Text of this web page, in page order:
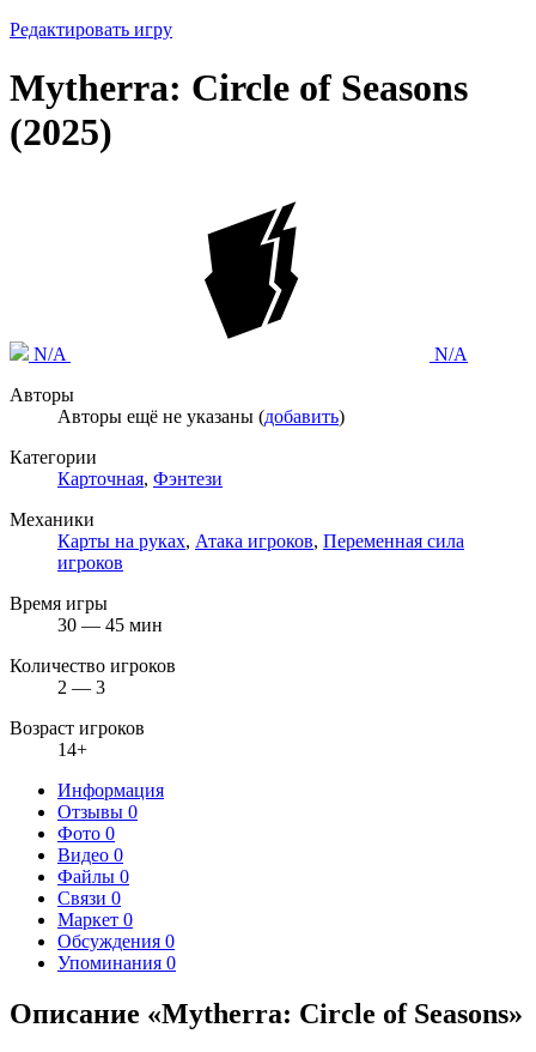
Редактировать игру
Mytherra: Circle of Seasons
(2025)
N/A
N/A
Авторы
Авторы ещё не указаны (добавить)
Категории
Карточная, Фэнтези
Механики
Карты на руках, Атака игроков, Переменная сила
игроков
Время игры
30 — 45 мин
Количество игроков
2 — 3
Возраст игроков
14+
Информация
Отзывы 0
Фото 0
Видео 0
Файлы 0
Связи 0
Маркет 0
Обсуждения 0
Упоминания 0
Описание «Mytherra: Circle of Seasons»